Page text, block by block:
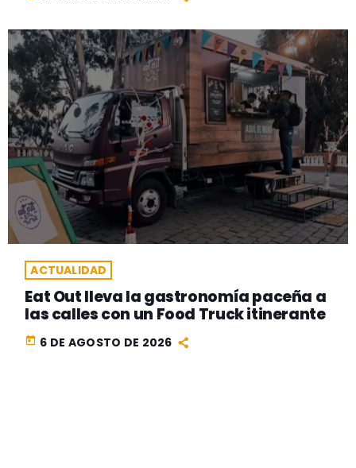
ACTUALIDAD
Eat Out lleva la gastronomía paceña a
las calles con un Food Truck itinerante
today 6 DE AGOSTO DE 2026